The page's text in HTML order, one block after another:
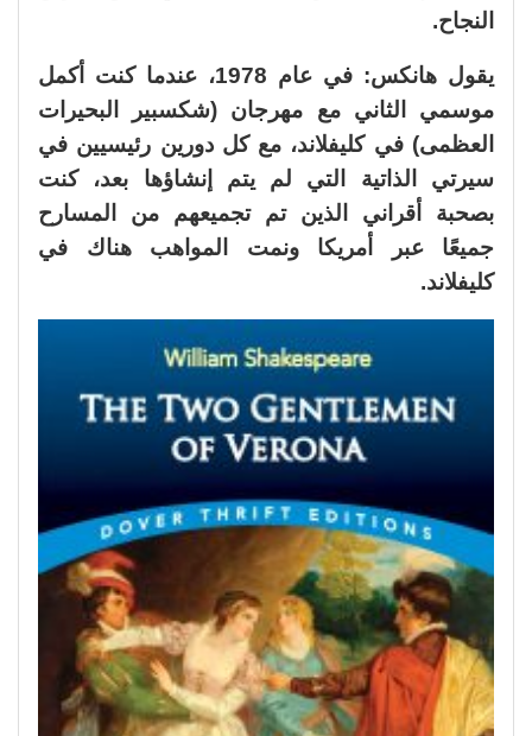
النجاح.
يقول هانكس: في عام 1978، عندما كنت أكمل
موسمي الثاني مع مهرجان (شكسبير البحيرات
العظمى) في كليفلاند، مع كل دورين رئيسيين في
سيرتي الذاتية التي لم يتم إنشاؤها بعد، كنت
بصحبة أقراني الذين تم تجميعهم من المسارح
جميعًا عبر أمريكا ونمت المواهب هناك في
كليفلاند.